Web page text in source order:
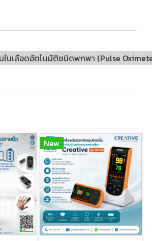
ในเลือดอัตโนมัติชนิดพกพา (Pulse
New